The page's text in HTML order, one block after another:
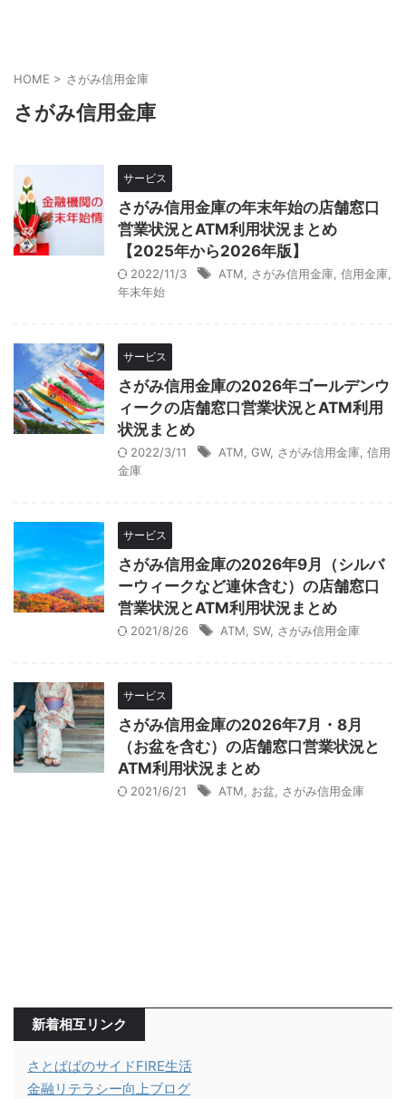
HOME > さがみ信用金庫
さがみ信用金庫
サービス
さがみ信用金庫の年末年始の店舗窓口
営業状況とATM利用状況まとめ
【2025年から2026年版】
2022/11/3 ATM さがみ信用金庫 信用金庫
年末年始
サービス
さがみ信用金庫の2026年ゴールデンウ
ィークの店舗窓口営業状況とATM利用
状況まとめ
2022/3/11 ATM GW, さがみ信用金庫 信用
金庫
サービス
さがみ信用金庫の2026年9月（シルバ
ーウィークなど連休含む）の店舗窓口
営業状況とATM利用状況まとめ
2021/8/26 ATM SW, さがみ信用金庫
サービス
さがみ信用金庫の2026年7月・8月
（お盆を含む）の店舗窓口営業状況と
ATM利用状況まとめ
2021/6/21 ATM お盆 さがみ信用金庫
新着相互リンク
さとぱぱのサイドFIRE生活
金融リテラシー向上ブログ